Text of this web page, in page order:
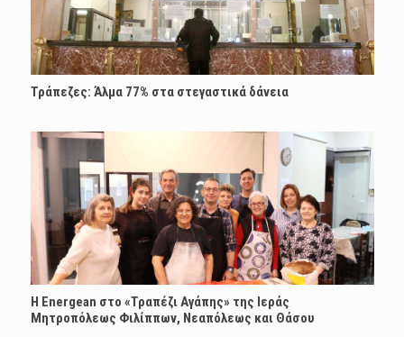
Τράπεζες: Άλμα 77% στα στεγαστικά δάνεια
H Energean στο «Τραπέζι Αγάπης» της Ιεράς
Μητροπόλεως Φιλίππων, Νεαπόλεως και Θάσου